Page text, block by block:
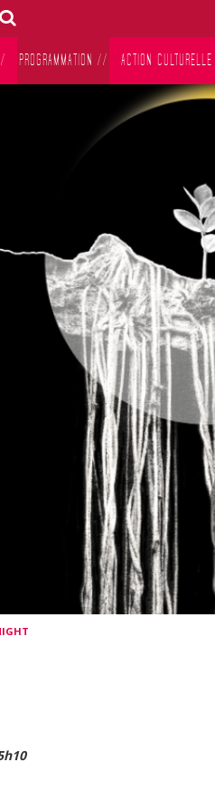
PROGRAMMATION // ACTION CULTURELLE